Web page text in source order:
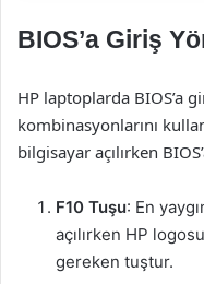
BIOS’a Giriş
HP laptoplarda BIOS’a
kombinasyonlarını
bilgisayar açılırken
F10 Tuşu: En
açılırken HP
gereken tuştur.